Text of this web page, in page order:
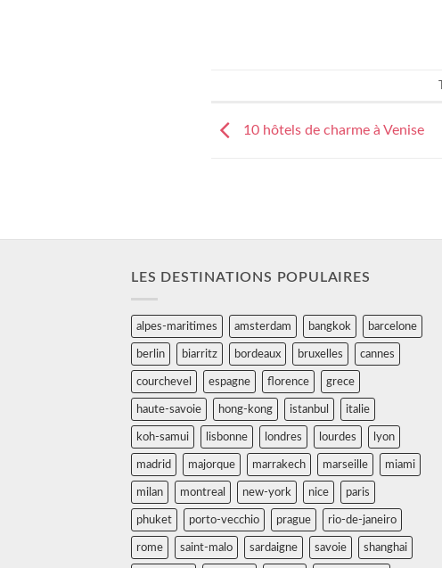
10 hôtels de charme à Venise
LES DESTINATIONS POPULAIRES
alpes-maritimes amsterdam bangkok barcelone
berlin biarritz bordeaux bruxelles cannes
courchevel espagne florence grece
haute-savoie hong-kong istanbul italie
koh-samui lisbonne londres lourdes lyon
madrid majorque marrakech marseille miami
milan montreal new-york nice paris
phuket porto-vecchio prague rio-de-janeiro
rome saint-malo sardaigne savoie shanghai